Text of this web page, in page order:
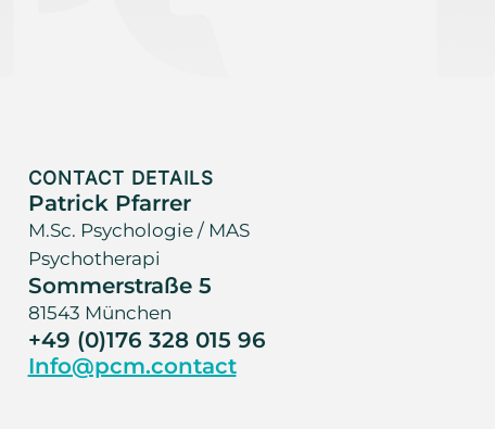
CONTACT DETAILS
Patrick Pfarrer
M.Sc. Psychologie / MAS
Psychotherapi
Sommerstraße 5
81543 München
+49 (0)176 328 015 96
Info@pcm.contact